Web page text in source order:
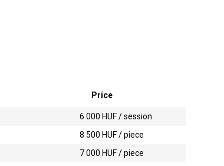
Price
6 000 HUF / session
8 500 HUF / piece
7 000 HUF / piece